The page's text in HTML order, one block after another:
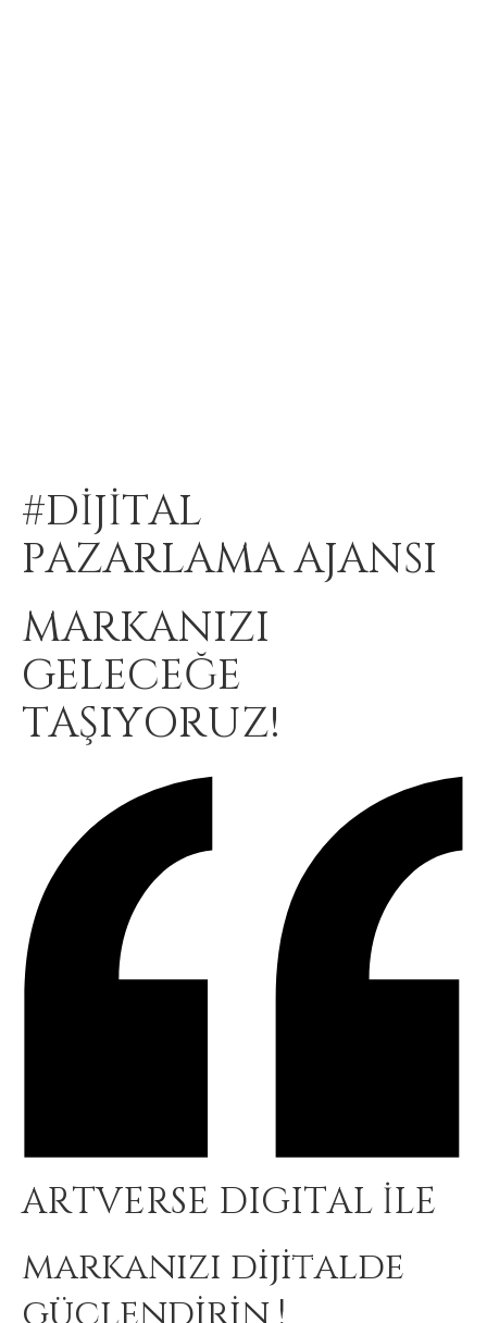
#DİJİTAL
PAZARLAMA AJANSI
MARKANIZI
GELECEĞE
TAŞIYORUZ!
ARTVERSE DIGITAL İLE
markanızı dijitalde